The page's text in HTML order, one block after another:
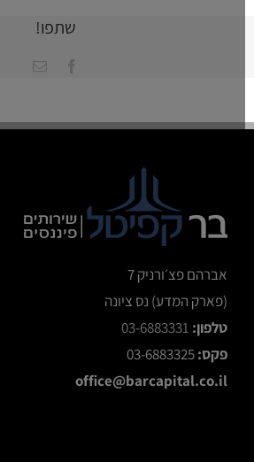
טובות
שתפו!
Facebookכתובת
אברהם פצ׳ורניק 7
(פארק המדע) נס ציונה
טלפון:03-6883331
פקס:03-6883325
office@barcapital.co.il